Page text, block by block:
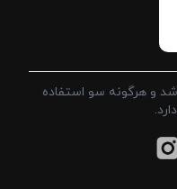
و هرگونه سو استفاده